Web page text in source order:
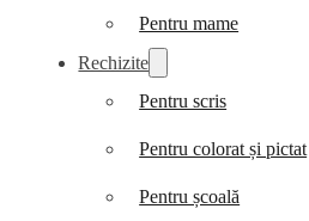
Pentru mame
Rechizite
Pentru scris
Pentru colorat și pictat
Pentru școală